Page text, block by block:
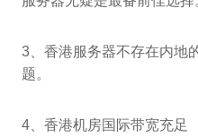
3、香港服务器不存在内地
题。
4、香港机房国际带宽充足